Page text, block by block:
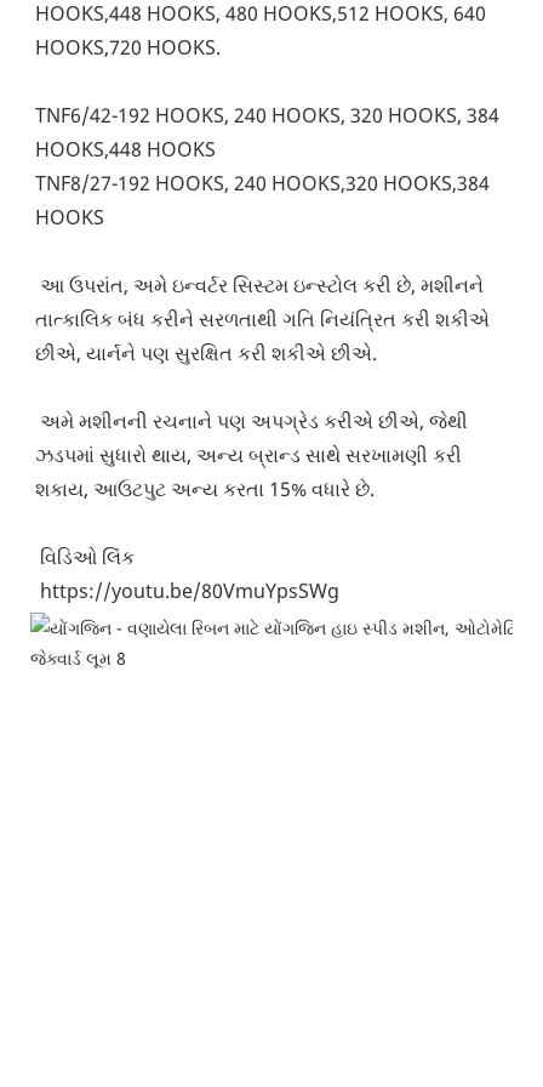
HOOKS,448 HOOKS, 480 HOOKS,512 HOOKS, 640
HOOKS,720 HOOKS.
TNF6/42-192 HOOKS, 240 HOOKS, 320 HOOKS, 384
HOOKS,448 HOOKS
TNF8/27-192 HOOKS, 240 HOOKS,320 HOOKS,384
HOOKS
તાત્કાલિક બંધ કરીને સરળતાથી ગતિ નિયંત્રિત કરી શકીએ
છીએ, યાર્નને પણ સુરક્ષિત કરી શકીએ છીએ.
ઝડપમાં સુધારો થાય, અન્ય બ્રાન્ડ સાથે સરખામણી કરી
શકાય, આઉટપુટ અન્ય કરતા 15% વધારે છે.
વિડિઓ લિંક
https://youtu.be/80VmuYpsSWg